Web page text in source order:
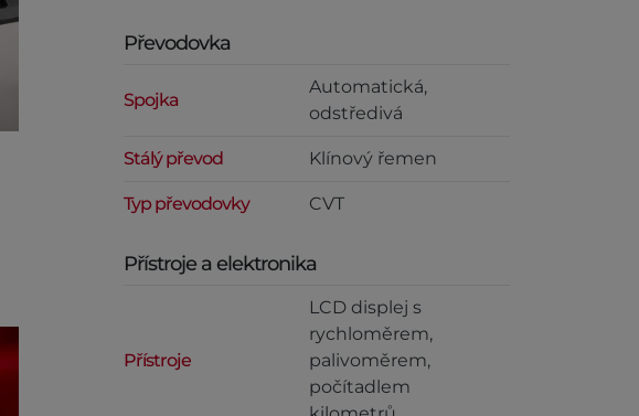
Převodovka
Spojka
Automatická,
odstředivá
Stálý převod Klínový řemen
Typ převodovky CVT
Přístroje a elektronika
Přístroje
LCD displej s
rychloměrem,
palivoměrem,
počítadlem